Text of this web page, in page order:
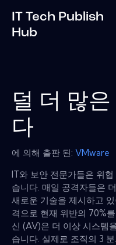
IT Tech Publish
Hub
덜 더 많은
다
에 의해 출판 된: VMware
IT와 보안 전문가들은 위
습니다. 매일 공격자들은
새로운 기술을 제시하고
격으로 현재 위반의 70%
신 (AV)은 더 이상 시스템
습니다. 실제로 조직의 3